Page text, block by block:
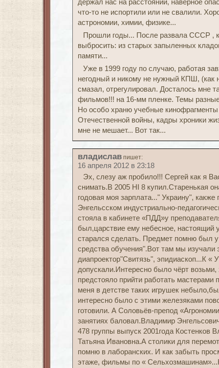
держал нас на расстоянии, наверное
что-то не испортили или не свалили.
астрономии, химии, физике...
Прошли годы... После развала СССР ,
выбросить: из старых запыленных
памяти...
Уже в 1999 году по случаю, работая
негодный и никому не нужный КПШ, (как
смазал, отрегулировал. Досталось мне
фильмов!!! на 16-мм пленке. Темы
Но особо храню учебные
Отечественной войны, кадры хроники
мне не мешает... Вот так...
владислав пишет:
16 апреля 2012 в 23:18
Эх, слезу аж пробило!!! Сергей как я
снимать.В 2005 HI 8 купил.Старенькая
годовая моя зарплата..." Украину",
Энгельсском индустриально-
стояла в кабинете «ПДД»у
был,царствие ему небесное, настоящий
старался сделать. Предмет помню был
средства обучения".Вот там мы изучали
диапроектор"Свитязь", эпидиаскоп...К «
допускали.Интересно было чёрт
предстояло прийти работать мастерами
меня в детстве таких игрушек
интересно было с этими железяками
готовили. А Соловьёв-препод
занятиях баловал.Владимир
478 группы выпуск 2001года Костенков
Татьяна Ивановна.А столики для
помню в лаборанских. И как забыть
этаже, фильмы по «